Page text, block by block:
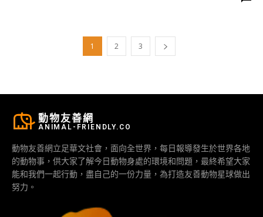
1 2 3
動物友善網
ANIMAL-FRIENDLY.CO
動物友善網立足華文社會，面向全世界，每日報導發生於世界各地
的動物事，供大家了解今日動物身處的環境和問題，最終希望大家
能和我們一起行動，盡自己的一份力量，為打造友善動物星球做出
努力。